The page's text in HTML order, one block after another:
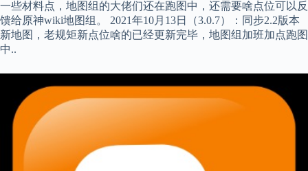
一些材料点，地图组的大佬们还在跑图中，还需要啥点位可以反
馈给原神wiki地图组。 2021年10月13日（3.0.7）：同步2.2版本
新地图，老规矩新点位啥的已经更新完毕，地图组加班加点跑图
中..